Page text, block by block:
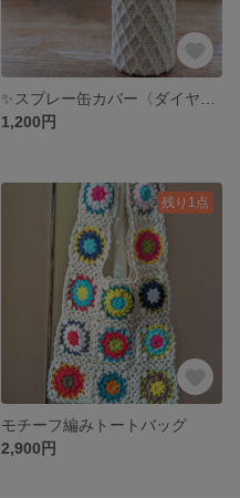
1,200円
残り1点
モチーフ編みトートバッグ
2,900円